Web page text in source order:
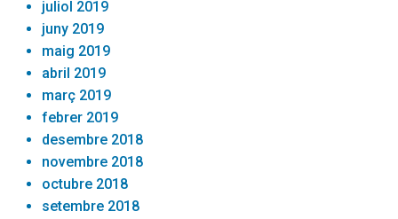
juliol 2019
juny 2019
maig 2019
abril 2019
març 2019
febrer 2019
desembre 2018
novembre 2018
octubre 2018
setembre 2018